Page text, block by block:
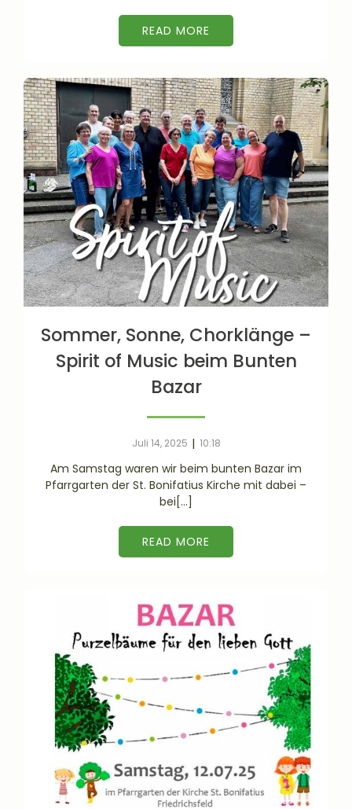
READ MORE
Sommer, Sonne, Chorklänge –
Spirit of Music beim Bunten
Bazar
Juli 14, 2025 | 10:18
Am Samstag waren wir beim bunten Bazar im
Pfarrgarten der St. Bonifatius Kirche mit dabei –
bei[…]
READ MORE